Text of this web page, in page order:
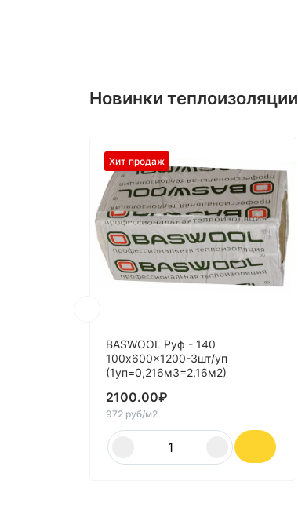
Новинки теплоизоляции
Хит продаж
BASWOOL Руф - 140
100x600x1200-3шт/уп
(1уп=0,216м3=2,16м2)
2100.00₽
972 руб/м2